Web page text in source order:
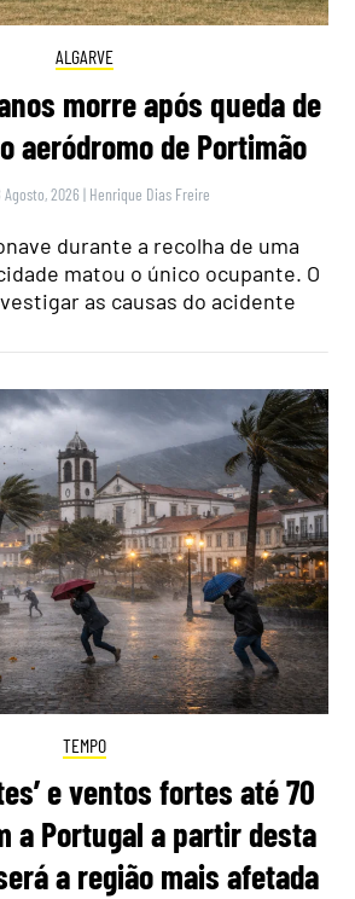
ALGARVE
morre após queda de
aeródromo de Portimão
Agosto, 2026 | Henrique Dias Freire
durante a recolha de uma
matou o único ocupante. O
as causas do acidente
TEMPO
e ventos fortes até 70
a Portugal a partir desta
a região mais afetada